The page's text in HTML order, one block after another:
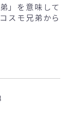
」を意味して
スモ兄弟から